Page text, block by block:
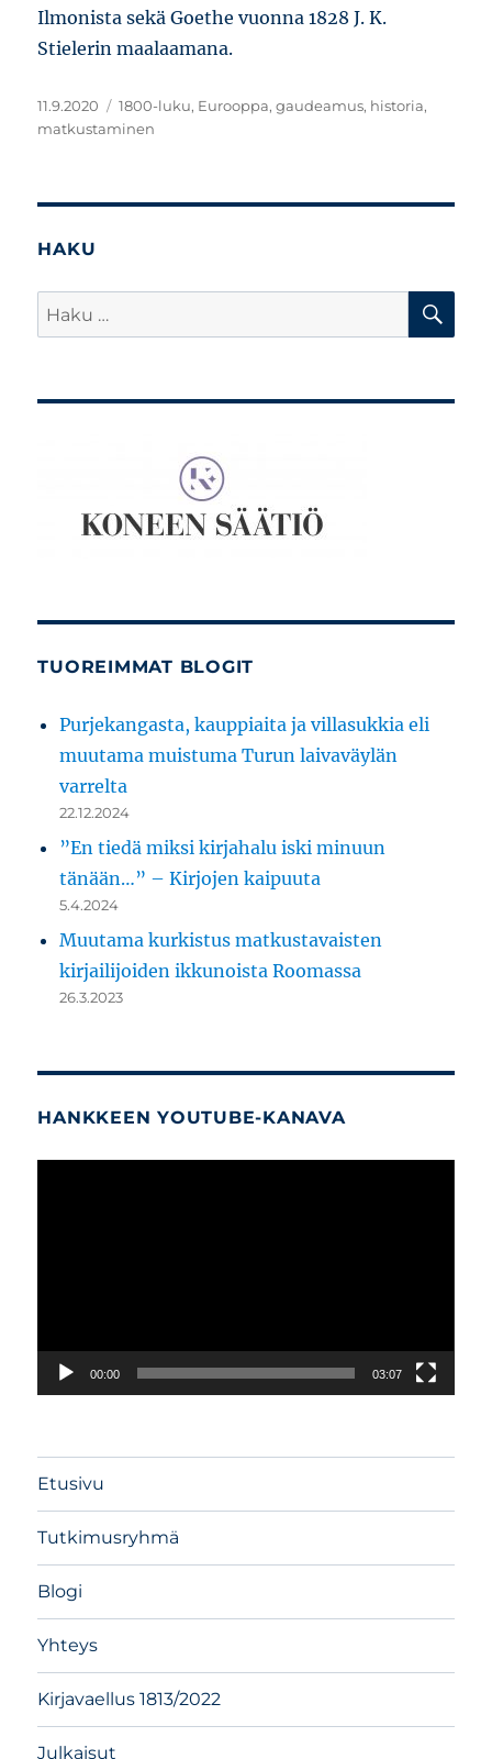
Ilmonista sekä Goethe vuonna 1828 J. K.
Stielerin maalaamana.
Julkaistu
11.9.2020 Avainsanat
1800-luku, Eurooppa,gaudeamus, historia,
matkustaminen
HAKU
Etsi:
TUOREIMMAT BLOGIT
Purjekangasta, kauppiaita ja villasukkia eli
muutama muistuma Turun laivaväylän
varrelta
22.12.2024
”En tiedä miksi kirjahalu iski minuun
tänään…” – Kirjojen kaipuuta
5.4.2024
Muutama kurkistus matkustavaisten
kirjailijoiden ikkunoista Roomassa
26.3.2023
HANKKEEN YOUTUBE-KANAVA
00:00 03:07
Etusivu
Tutkimusryhmä
Blogi
Yhteys
Kirjavaellus 1813/2022
Julkaisut